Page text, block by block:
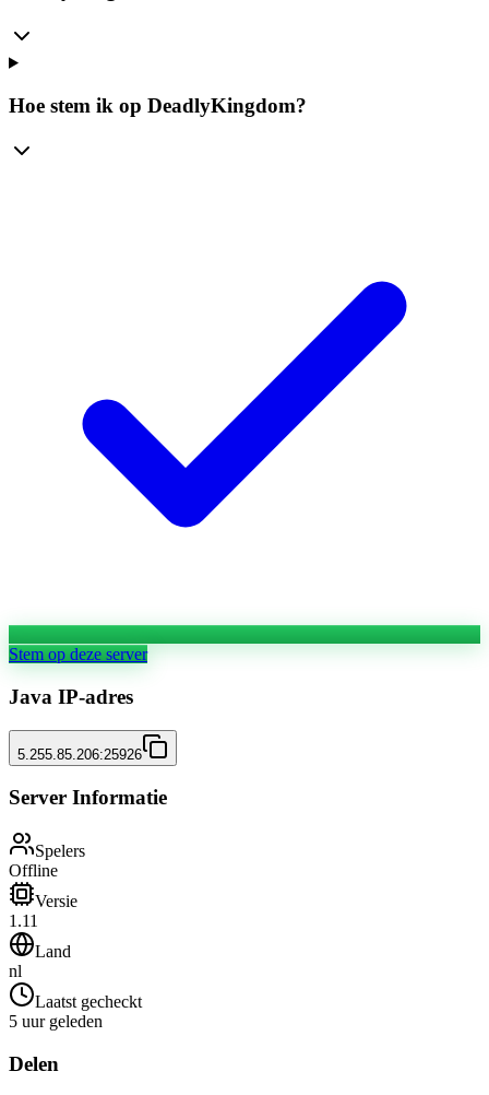
Hoe stem ik op DeadlyKingdom?
Stem op deze server
Java IP-adres
5.255.85.206:25926
Server Informatie
Spelers
Offline
Versie
1.11
Land
nl
Laatst gecheckt
5 uur geleden
Delen